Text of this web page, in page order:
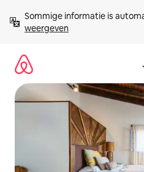
direct
naar
Sommige informatie is
weergeven